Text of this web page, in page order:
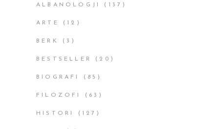
ALBANOLOGJI (137)
ARTE (12)
BERK (3)
BESTSELLER (20)
BIOGRAFI (85)
FILOZOFI (63)
HISTORI (127)